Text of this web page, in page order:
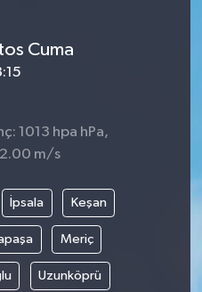
Cuma
1013 hpa hPa,
m/s
İpsala Keşan
Meriç
Uzunköprü